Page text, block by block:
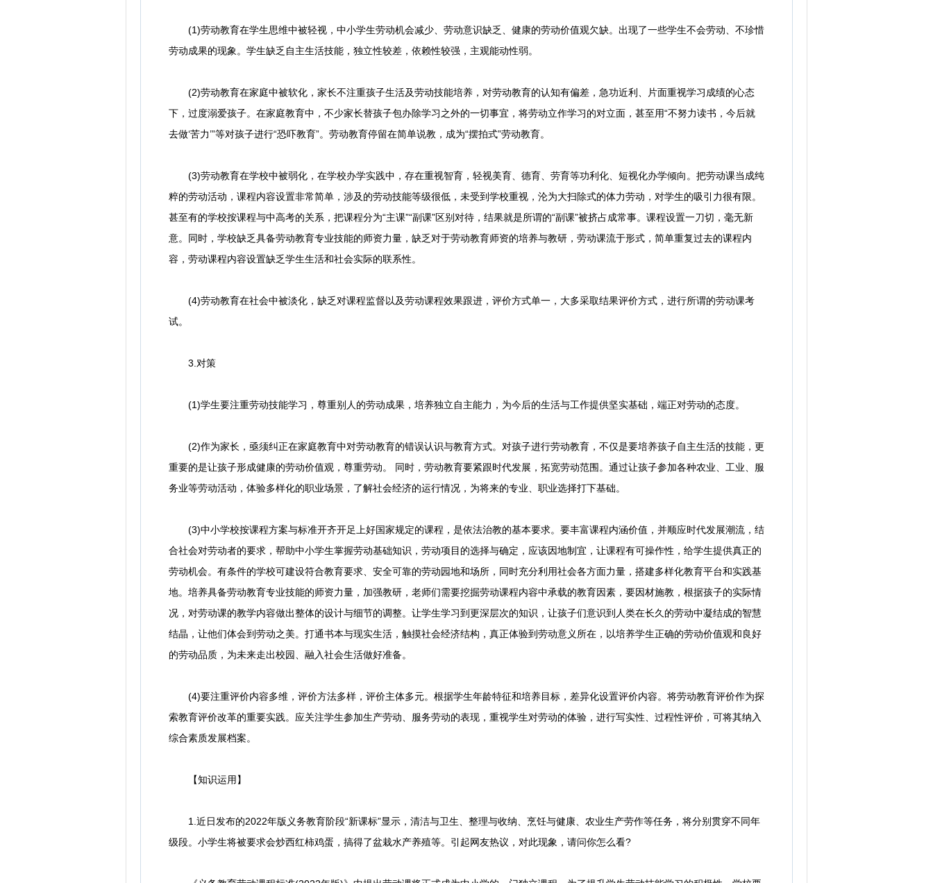
(1)劳动教育在学生思维中被轻视，中小学生劳动机会减少、劳动意识缺乏、健康的劳动价值观欠缺。出现了一些学生不会劳动、不珍惜
劳动成果的现象。学生缺乏自主生活技能，独立性较差，依赖性较强，主观能动性弱。
(2)劳动教育在家庭中被软化，家长不注重孩子生活及劳动技能培养，对劳动教育的认知有偏差，急功近利、片面重视学习成绩的心态
下，过度溺爱孩子。在家庭教育中，不少家长替孩子包办除学习之外的一切事宜，将劳动立作学习的对立面，甚至用“不努力读书，今后就
去做‘苦力’”等对孩子进行“恐吓教育”。劳动教育停留在简单说教，成为“摆拍式”劳动教育。
(3)劳动教育在学校中被弱化，在学校办学实践中，存在重视智育，轻视美育、德育、劳育等功利化、短视化办学倾向。把劳动课当成纯
粹的劳动活动，课程内容设置非常简单，涉及的劳动技能等级很低，未受到学校重视，沦为大扫除式的体力劳动，对学生的吸引力很有限。
甚至有的学校按课程与中高考的关系，把课程分为“主课”“副课”区别对待，结果就是所谓的“副课”被挤占成常事。课程设置一刀切，毫无新
意。同时，学校缺乏具备劳动教育专业技能的师资力量，缺乏对于劳动教育师资的培养与教研，劳动课流于形式，简单重复过去的课程内
容，劳动课程内容设置缺乏学生生活和社会实际的联系性。
(4)劳动教育在社会中被淡化，缺乏对课程监督以及劳动课程效果跟进，评价方式单一，大多采取结果评价方式，进行所谓的劳动课考
试。
3.对策
(1)学生要注重劳动技能学习，尊重别人的劳动成果，培养独立自主能力，为今后的生活与工作提供坚实基础，端正对劳动的态度。
(2)作为家长，亟须纠正在家庭教育中对劳动教育的错误认识与教育方式。对孩子进行劳动教育，不仅是要培养孩子自主生活的技能，更
重要的是让孩子形成健康的劳动价值观，尊重劳动。 同时，劳动教育要紧跟时代发展，拓宽劳动范围。通过让孩子参加各种农业、工业、服
务业等劳动活动，体验多样化的职业场景，了解社会经济的运行情况，为将来的专业、职业选择打下基础。
(3)中小学校按课程方案与标准开齐开足上好国家规定的课程，是依法治教的基本要求。要丰富课程内涵价值，并顺应时代发展潮流，结
合社会对劳动者的要求，帮助中小学生掌握劳动基础知识，劳动项目的选择与确定，应该因地制宜，让课程有可操作性，给学生提供真正的
劳动机会。有条件的学校可建设符合教育要求、安全可靠的劳动园地和场所，同时充分利用社会各方面力量，搭建多样化教育平台和实践基
地。培养具备劳动教育专业技能的师资力量，加强教研，老师们需要挖掘劳动课程内容中承载的教育因素，要因材施教，根据孩子的实际情
况，对劳动课的教学内容做出整体的设计与细节的调整。让学生学习到更深层次的知识，让孩子们意识到人类在长久的劳动中凝结成的智慧
结晶，让他们体会到劳动之美。打通书本与现实生活，触摸社会经济结构，真正体验到劳动意义所在，以培养学生正确的劳动价值观和良好
的劳动品质，为未来走出校园、融入社会生活做好准备。
(4)要注重评价内容多维，评价方法多样，评价主体多元。根据学生年龄特征和培养目标，差异化设置评价内容。将劳动教育评价作为探
索教育评价改革的重要实践。应关注学生参加生产劳动、服务劳动的表现，重视学生对劳动的体验，进行写实性、过程性评价，可将其纳入
综合素质发展档案。
【知识运用】
1.近日发布的2022年版义务教育阶段“新课标”显示，清洁与卫生、整理与收纳、烹饪与健康、农业生产劳作等任务，将分别贯穿不同年
级段。小学生将被要求会炒西红柿鸡蛋，搞得了盆栽水产养殖等。引起网友热议，对此现象，请问你怎么看?